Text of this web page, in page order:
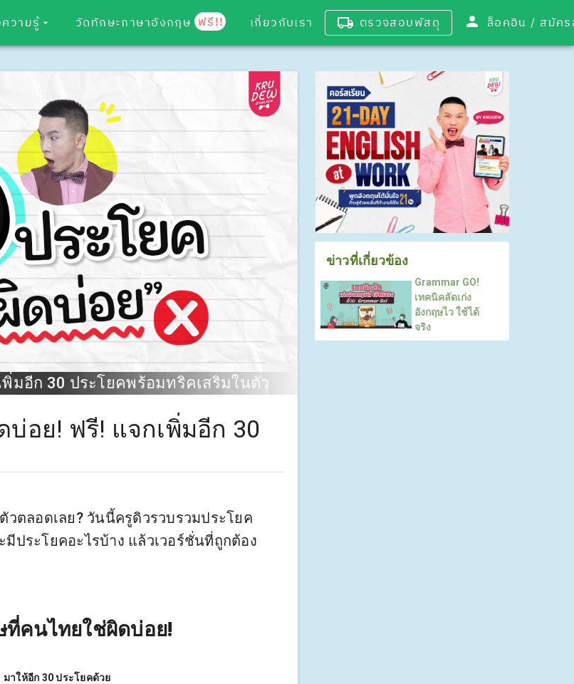
วามรู้ วัดทักษะภาษาอังกฤษ ฟรี!! เกี่ยวกับเรา ตรวจสอบพัสดุ ล็อคอิน /
มอีก 30 ประโยคพร้อมทริคเสริมในตัว
อย! ฟรี! แจกเพิ่มอีก 30
วตลอดเลย? วันนี้ครูดิวรวบรวมประโยค
ประโยคอะไรบ้าง แล้วเวอร์ชั่นที่ถูกต้อง
ที่คนไทยใช่ผิดบ่อย!
าให้อีก 30 ประโยคด้วย
ข่าวที่เกี่ยวข้อง
Grammar GO!
เทคนิคลัดเก่ง
อังกฤษไว ใช้ได้
จริง